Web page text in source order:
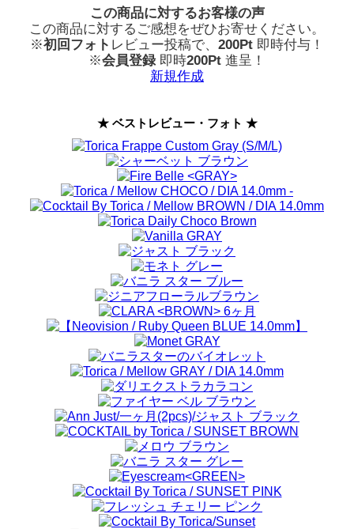
この商品に対するお客様の声
この商品に対するご感想をぜひお寄せください。
※初回フォト レビュー投稿で、 200Pt 即時付与！
※会員登録即時200Pt 進呈！
新規作成
★ ベストレビュー・フォト ★